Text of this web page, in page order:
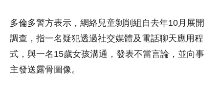
多倫多警方表示，網絡兒童剝削組自去年10月展開
調查，指一名疑犯透過社交媒體及電話聊天應用程
式，與一名15歲女孩溝通，發表不當言論，並向事
主發送露骨圖像。